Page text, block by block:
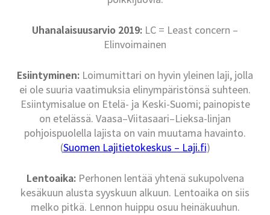
Uhanalaisuusarvio 2019: LC = Least concern –
Elinvoimainen
Esiintyminen: Loimumittari on hyvin yleinen laji, jolla
ei ole suuria vaatimuksia elinympäristönsä suhteen.
Esiintymisalue on Etelä- ja Keski-Suomi; painopiste
on etelässä. Vaasa–Viitasaari–Lieksa-linjan
pohjoispuolella lajista on vain muutama havainto.
(Suomen Lajitietokeskus – Laji.fi)
Lentoaika:Perhonen lentää yhtenä sukupolvena
kesäkuun alusta syyskuun alkuun. Lentoaika on siis
melko pitkä. Lennon huippu osuu heinäkuuhun.